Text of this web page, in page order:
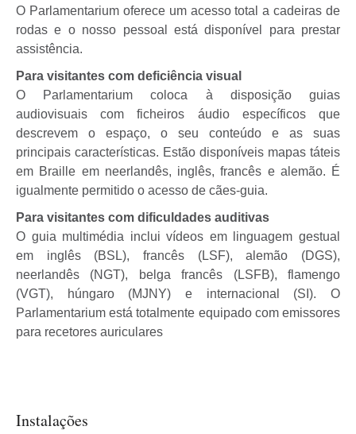
O Parlamentarium oferece um acesso total a cadeiras de
rodas e o nosso pessoal está disponível para prestar
assistência.
Para visitantes com deficiência visual
O Parlamentarium coloca à disposição guias
audiovisuais com ficheiros áudio específicos que
descrevem o espaço, o seu conteúdo e as suas
principais características. Estão disponíveis mapas táteis
em Braille em neerlandês, inglês, francês e alemão. É
igualmente permitido o acesso de cães-guia.
Para visitantes com dificuldades auditivas
O guia multimédia inclui vídeos em linguagem gestual
em inglês (BSL), francês (LSF), alemão (DGS),
neerlandês (NGT), belga francês (LSFB), flamengo
(VGT), húngaro (MJNY) e internacional (SI). O
Parlamentarium está totalmente equipado com emissores
para recetores auriculares
Instalações